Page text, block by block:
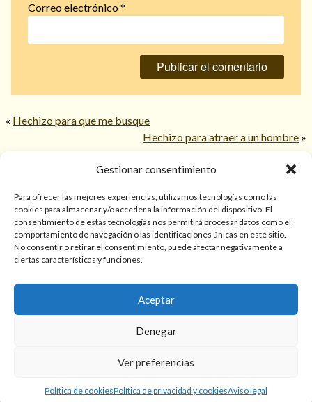
Gestionar consentimiento
Para ofrecer las mejores experiencias, utilizamos tecnologías como las
cookies para almacenar y/o acceder a la información del dispositivo. El
consentimiento de estas tecnologías nos permitirá procesar datos como el
comportamiento de navegación o las identificaciones únicas en este sitio.
No consentir o retirar el consentimiento, puede afectar negativamente a
ciertas características y funciones.
Aceptar
Denegar
Ver preferencias
Política de cookiesPolítica de privacidad y cookiesAviso legal
Correo electrónico*
« Hechizo para que me busque
Hechizo para atraer a un hombre »
Sólo para mayores de 18 años. Las lecturas de cartas, hechizos,
amarres, endulzamientos, videncias y predicciones tienen
finalidad de entretenimiento y/o ayuda personal. Estos
psiquiátrica, financiera o legal. El resultado de cada servicio
puede variar de una persona a otra.
Aviso legal